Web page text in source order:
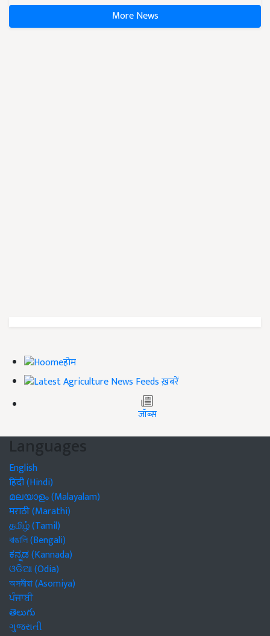
More News
होम
ख़बरें
जॉब्स
Languages
English
हिंदी (Hindi)
മലയാളം (Malayalam)
मराठी (Marathi)
தமிழ் (Tamil)
বাঙালি (Bengali)
ಕನ್ನಡ (Kannada)
ଓଡିଆ (Odia)
অসমীয়া (Asomiya)
ਪੰਜਾਬੀ
తెలుగు
ગુજરાતી